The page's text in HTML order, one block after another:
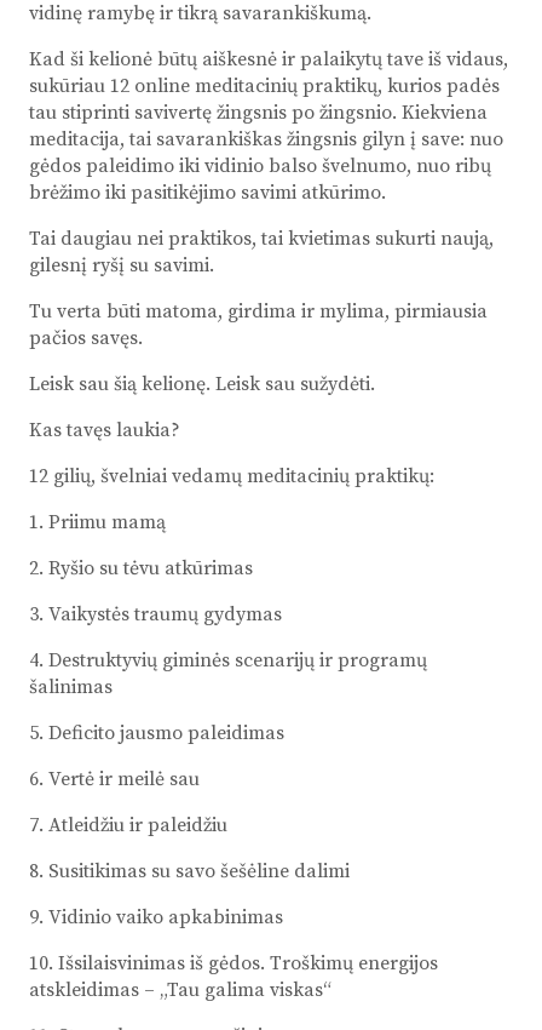
vidinę ramybę ir tikrą savarankiškumą.
Kad ši kelionė būtų aiškesnė ir palaikytų tave iš vidaus,
sukūriau 12 online meditacinių praktikų, kurios padės
tau stiprinti savivertę žingsnis po žingsnio. Kiekviena
meditacija, tai savarankiškas žingsnis gilyn į save: nuo
gėdos paleidimo iki vidinio balso švelnumo, nuo ribų
brėžimo iki pasitikėjimo savimi atkūrimo.
Tai daugiau nei praktikos, tai kvietimas sukurti naują,
gilesnį ryšį su savimi.
Tu verta būti matoma, girdima ir mylima, pirmiausia
pačios savęs.
Leisk sau šią kelionę. Leisk sau sužydėti.
Kas tavęs laukia?
12 gilių, švelniai vedamų meditacinių praktikų:
1. Priimu mamą
2. Ryšio su tėvu atkūrimas
3. Vaikystės traumų gydymas
4. Destruktyvių giminės scenarijų ir programų
šalinimas
5. Deficito jausmo paleidimas
6. Vertė ir meilė sau
7. Atleidžiu ir paleidžiu
8. Susitikimas su savo šešėline dalimi
9. Vidinio vaiko apkabinimas
10. Išsilaisvinimas iš gėdos. Troškimų energijos
atskleidimas – „Tau galima viskas“